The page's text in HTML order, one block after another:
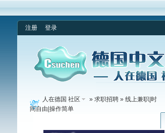
注册 登录
人在德国 社区 » 求职招聘» 线上兼职|时
间自由|操作简单